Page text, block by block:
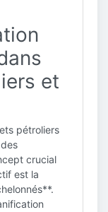
et
pétroliers
crucial
est la